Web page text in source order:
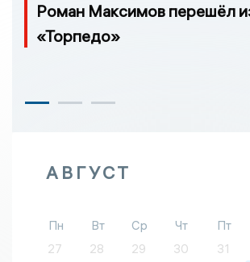
Роман Максимов перешёл
«Торпедо»
АВГУСТ
Пн Вт Ср Чт Пт
27
28 29 30 31